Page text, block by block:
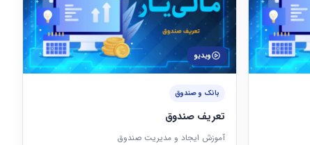
ویدیو
بانک و صندوق
تعریف صندوق
آموزش ایجاد و مدیریت صندوق